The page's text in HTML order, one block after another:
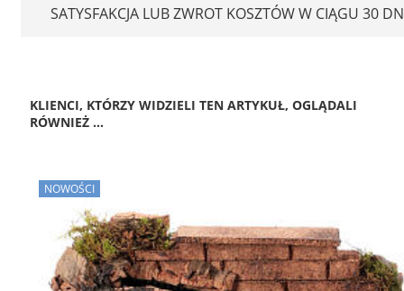
SATYSFAKCJA LUB ZWROT KOSZTÓW W CIĄGU 30
KLIENCI, KTÓRZY WIDZIELI TEN ARTYKUŁ, OGLĄDALI
RÓWNIEŻ ...
NOWOŚCI